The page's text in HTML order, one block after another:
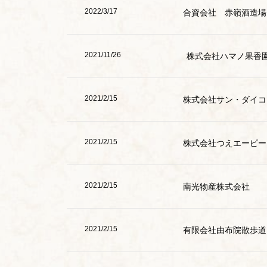
2022/3/17 合資会社 赤嶺酒造場
2021/11/26 株式会社ハマノ果香
2021/2/15 株式会社サン・ダイ
2021/2/15 株式会社つえエーピー
2021/2/15 南光物産株式会社
2021/2/15 有限会社由布院散歩道